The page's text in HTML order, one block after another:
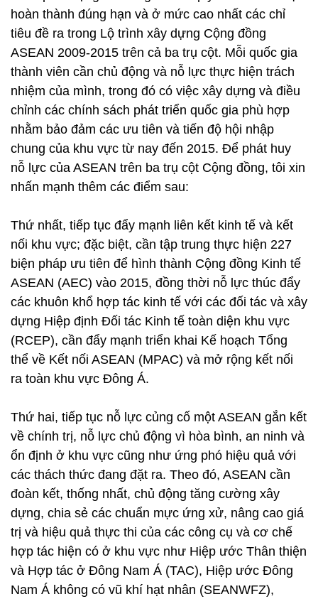
hoàn thành đúng hạn và ở mức cao nhất các chỉ
tiêu đề ra trong Lộ trình xây dựng Cộng đồng
ASEAN 2009-2015 trên cả ba trụ cột. Mỗi quốc gia
thành viên cần chủ động và nỗ lực thực hiện trách
nhiệm của mình, trong đó có việc xây dựng và điều
chỉnh các chính sách phát triển quốc gia phù hợp
nhằm bảo đảm các ưu tiên và tiến độ hội nhập
chung của khu vực từ nay đến 2015. Để phát huy
nỗ lực của ASEAN trên ba trụ cột Cộng đồng, tôi xin
nhấn mạnh thêm các điểm sau:
Thứ nhất, tiếp tục đẩy mạnh liên kết kinh tế và kết
nối khu vực; đặc biệt, cần tập trung thực hiện 227
biện pháp ưu tiên để hình thành Cộng đồng Kinh tế
ASEAN (AEC) vào 2015, đồng thời nỗ lực thúc đẩy
các khuôn khổ hợp tác kinh tế với các đối tác và xây
dựng Hiệp định Đối tác Kinh tế toàn diện khu vực
(RCEP), cần đẩy mạnh triển khai Kế hoạch Tổng
thể về Kết nối ASEAN (MPAC) và mở rộng kết nối
ra toàn khu vực Đông Á.
Thứ hai, tiếp tục nỗ lực củng cố một ASEAN gắn kết
về chính trị, nỗ lực chủ động vì hòa bình, an ninh và
ổn định ở khu vực cũng như ứng phó hiệu quả với
các thách thức đang đặt ra. Theo đó, ASEAN cần
đoàn kết, thống nhất, chủ động tăng cường xây
dựng, chia sẻ các chuẩn mực ứng xử, nâng cao giá
trị và hiệu quả thực thi của các công cụ và cơ chế
hợp tác hiện có ở khu vực như Hiệp ước Thân thiện
và Hợp tác ở Đông Nam Á (TAC), Hiệp ước Đông
Nam Á không có vũ khí hạt nhân (SEANWFZ),